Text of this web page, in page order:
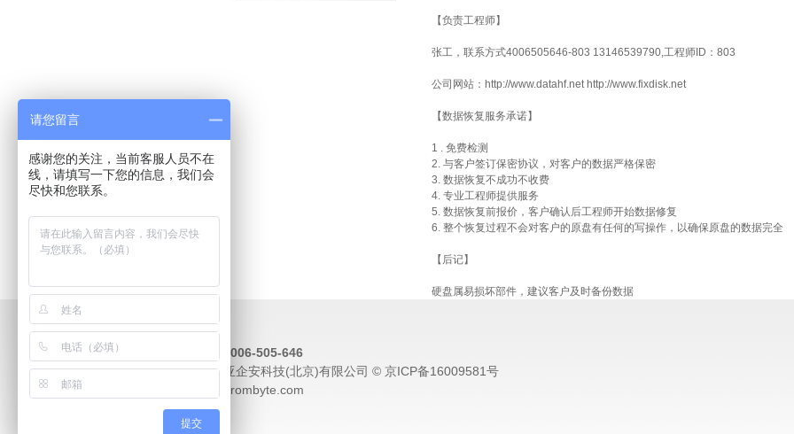
【负责工程师】
张工，联系方式4006505646-803 13146539790,工程师ID：803
公司网站：http://www.datahf.net http://www.fixdisk.net
【数据恢复服务承诺】
1 . 免费检测
2. 与客户签订保密协议，对客户的数据严格保密
3. 数据恢复不成功不收费
4. 专业工程师提供服务
5. 数据恢复前报价，客户确认后工程师开始数据修复
6. 整个恢复过程不会对客户的原盘有任何的写操作，以确保原盘的数据完全
【后记】
硬盘属易损坏部件，建议客户及时备份数据
联系电话：4006-505-646
版权所有北亚企安科技(北京)有限公司 © 京ICP备16009581号
邮箱：sgj@frombyte.com
请您留言
感谢您的关注，当前客服人员不在
线，请填写一下您的信息，我们会
尽快和您联系。
提交